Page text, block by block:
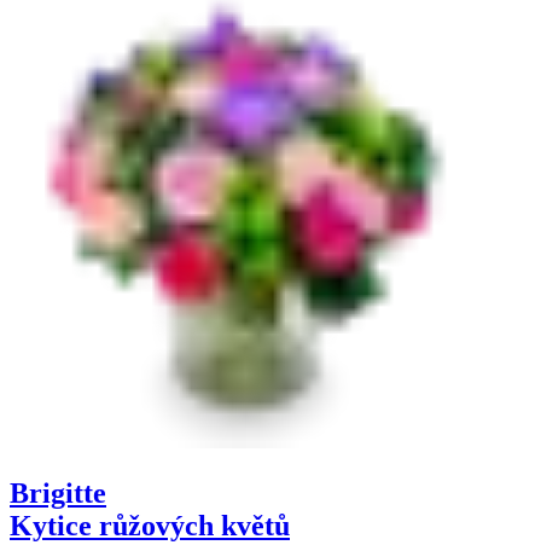
Brigitte
Kytice růžových květů